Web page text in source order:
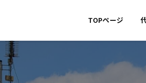
TOPページ